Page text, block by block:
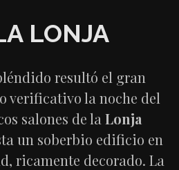
LONJA
resultó el gran
verificativo la noche del
salones de laLonja
un soberbio edificio en
ricamente decorado. La